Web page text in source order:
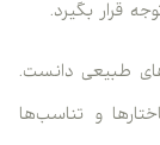
قرار بگیرد.
طبیعی دانست.
و تناسب‌ها